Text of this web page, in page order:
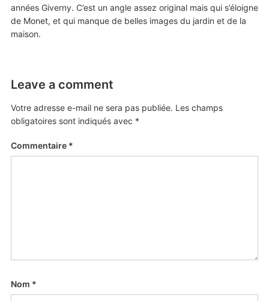
années Giverny. C’est un angle assez original mais qui s’éloigne
de Monet, et qui manque de belles images du jardin et de la
maison.
Leave a comment
Votre adresse e-mail ne sera pas publiée. Les champs
obligatoires sont indiqués avec *
Commentaire *
Nom *